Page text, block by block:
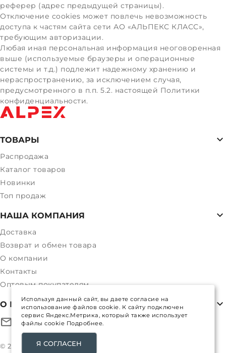
реферер (адрес предыдущей страницы).
Отключение cookies может повлечь невозможность
доступа к частям сайта сети АО «АЛЬПЕКС КЛАСС»,
требующим авторизации.
Любая иная персональная информация неоговоренная
выше (используемые браузеры и операционные
системы и т.д.) подлежит надежному хранению и
нераспространению, за исключением случая,
предусмотренного в п.п. 5.2. настоящей Политики
конфиденциальности.
© 2017- 2026 Все права защищены
ТОВАРЫ
Распродажа
Каталог товаров
Новинки
Топ продаж
НАША КОМПАНИЯ
Доставка
Возврат и обмен товара
О компании
Контакты
Оптовым покупателям
О МАГАЗИНЕ
alpexstory@mail.ru
Используя данный сайт, вы даете согласие на
использование файлов cookie. К сайту подключен
сервис Яндекс.Метрика, который также использует
файлы cookie Подробнее.
Я СОГЛАСЕН